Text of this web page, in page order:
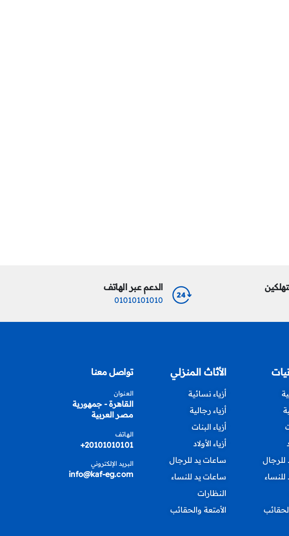
الدعم عبر الهاتف
01010101010
للرجال
الأثاث المنزلي
أزياء نسائية
أزياء رجالية
أزياء البنات
أزياء الأولاد
ساعات يد للرجال
ساعات يد للنساء
النظارات
الأمتعة والحقائب
تواصل معنا
العنوان
القاهرة - جمهورية
مصر العربية
الهاتف
20101010101+
البريد الإلكتروني
info@kaf-eg.com